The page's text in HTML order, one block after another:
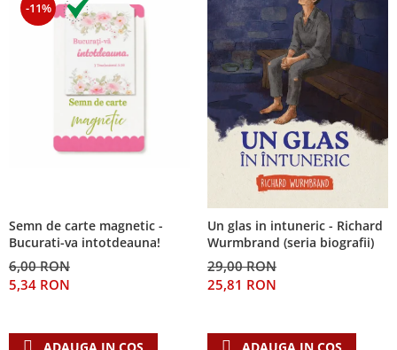
-11%
Semn de carte magnetic -
Bucurati-va intotdeauna!
6,00 RON
5,34 RON
Un glas in intuneric - Richard
Wurmbrand (seria biografii)
29,00 RON
25,81 RON